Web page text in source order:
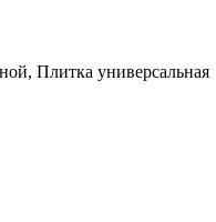
Плитка универсальная